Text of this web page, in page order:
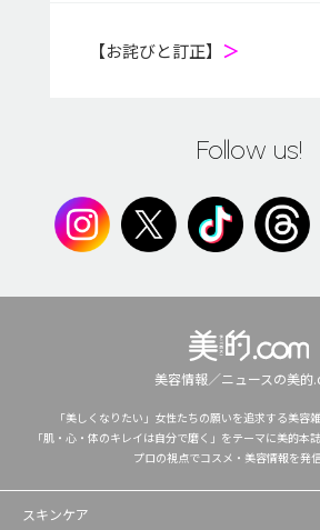
【お詫びと訂正】 ＞
Follow us!
美容情報／ニュースの美的
「美しくなりたい」女性たちの願いを追求する美容
「肌・心・体のキレイは自分で磨く」をテーマに美的本
プロの視点でコスメ・美容情報を発信
スキンケア